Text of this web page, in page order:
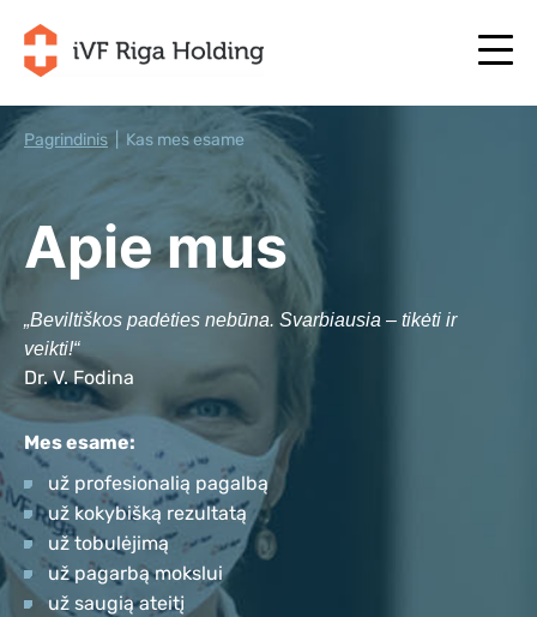
APIE MUS
GYDYMAS
JŪSŲ PROGRAMA
PRADĖKITE DABAR!
NAUDINGI STRAIPSNIAI
KAINOS
KONTAKTAI
LT
EN
RU
SE
NO
GYDYMAS
JŪSŲ PROGRAMA
PRADĖKITE DABAR!
NAUDINGI STRAIPSNIAI
KAINOS
KONTAKTAI
Pagrindinis Kas mes esame
Apie mus
„Beviltiškos padėties nebūna. Svarbiausia – tikėti ir
veikti!“
Dr. V. Fodina
Mes esame:
už profesionalią pagalbą
už kokybišką rezultatą
už tobulėjimą
už pagarbą mokslui
už saugią ateitį